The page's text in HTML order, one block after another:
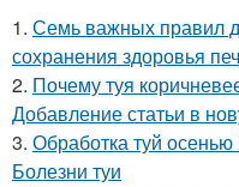
1. Семь важных правил
сохранения здоровья
2. Почему туя
Добавление статьи в
3. Обработка туй
Болезни туи